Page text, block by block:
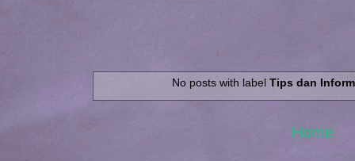
No posts with labelTips dan
Home